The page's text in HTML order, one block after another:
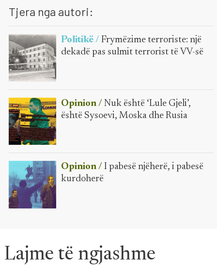
Tjera nga autori:
Politikë / Frymëzime terroriste: një
dekadë pas sulmit terrorist të VV-së
Opinion / Nuk është ‘Lule Gjeli’,
është Sysoevi, Moska dhe Rusia
Opinion / I pabesë njëherë, i pabesë
kurdoherë
Lajme të ngjashme